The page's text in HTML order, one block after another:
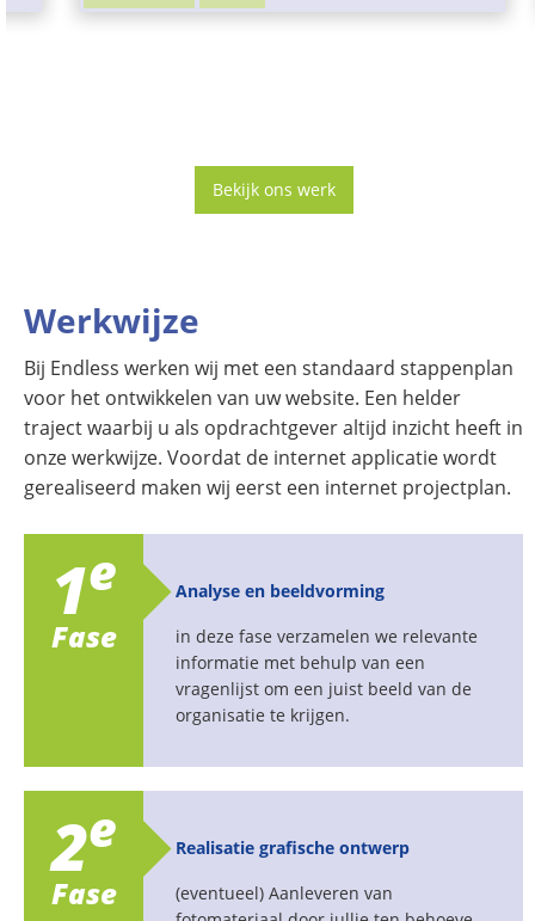
Bekijk ons werk
Werkwijze
Bij Endless werken wij met een standaard stappenplan
voor het ontwikkelen van uw website. Een helder
traject waarbij u als opdrachtgever altijd inzicht heeft in
onze werkwijze. Voordat de internet applicatie wordt
gerealiseerd maken wij eerst een internet projectplan.
1e
Fase
Analyse en beeldvorming
in deze fase verzamelen we relevante
informatie met behulp van een
vragenlijst om een juist beeld van de
organisatie te krijgen.
2e
Fase
Realisatie grafische ontwerp
(eventueel) Aanleveren van